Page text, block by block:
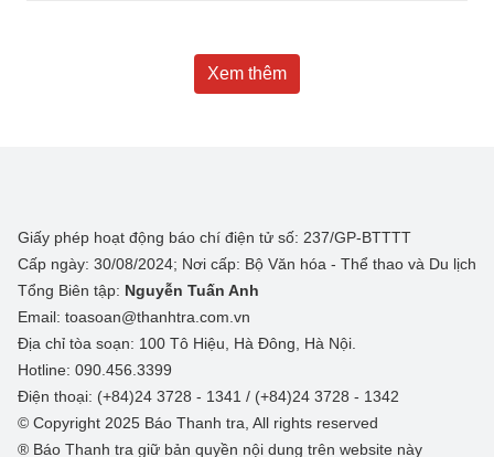
Xem thêm
Giấy phép hoạt động báo chí điện tử số: 237/GP-BTTTT
Cấp ngày: 30/08/2024; Nơi cấp: Bộ Văn hóa - Thể thao và Du lịch
Tổng Biên tập: Nguyễn Tuấn Anh
Email: toasoan@thanhtra.com.vn
Địa chỉ tòa soạn: 100 Tô Hiệu, Hà Đông, Hà Nội.
Hotline: 090.456.3399
Điện thoại: (+84)24 3728 - 1341 / (+84)24 3728 - 1342
© Copyright 2025 Báo Thanh tra, All rights reserved
® Báo Thanh tra giữ bản quyền nội dung trên website này